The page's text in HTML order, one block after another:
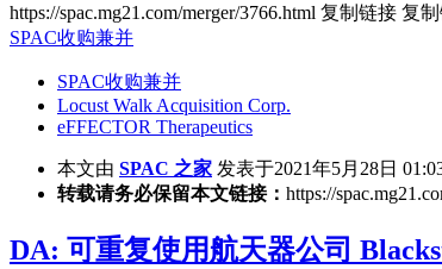
https://spac.mg21.com/merger/3766.html 复制链接 复
SPAC收购兼并
SPAC收购兼并
Locust Walk Acquisition Corp.
eFFECTOR Therapeutics
本文由 SPAC 之家 发表于2021年5月28日
转载请务必保留本文链接： https://
DA: 可重复使用航天器公司